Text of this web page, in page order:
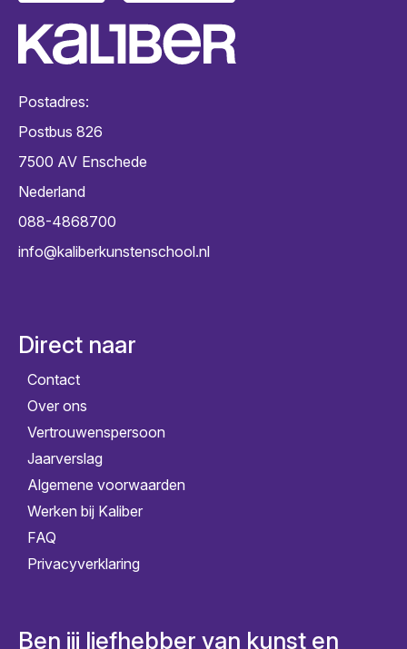
Postadres:
Postbus 826
7500 AV Enschede
Nederland
088-4868700
info@kaliberkunstenschool.nl
Direct naar
Contact
Over ons
Vertrouwenspersoon
Jaarverslag
Algemene voorwaarden
Werken bij Kaliber
FAQ
Privacyverklaring
Ben jij liefhebber van kunst en